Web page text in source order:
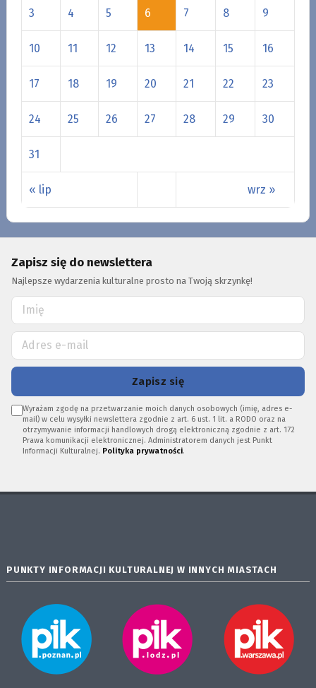
« lip wrz »
3 4 5 6 7 8 9
10 11 12 13 14 15 16
17 18 19 20 21 22 23
24 25 26 27 28 29 30
31
Zapisz się do newslettera
Najlepsze wydarzenia kulturalne prosto na Twoją skrzynkę!
Zapisz się
Wyrażam zgodę na przetwarzanie moich danych osobowych (imię, adres e-
mail) w celu wysyłki newslettera zgodnie z art. 6 ust. 1 lit. a RODO oraz na
otrzymywanie informacji handlowych drogą elektroniczną zgodnie z art. 172
Prawa komunikacji elektronicznej. Administratorem danych jest Punkt
Informacji Kulturalnej. Polityka prywatności.
PUNKTY INFORMACJI KULTURALNEJ W INNYCH MIASTACH